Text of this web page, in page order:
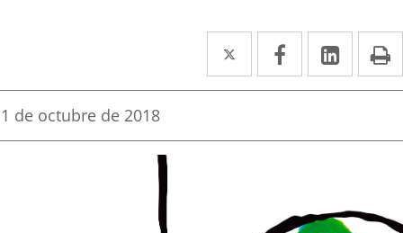
Twitter
Enlace
a
aplicación
Facebook
Enlace
a
aplicación
Enlace
a
Fecha
la
1 de octubre de 2018